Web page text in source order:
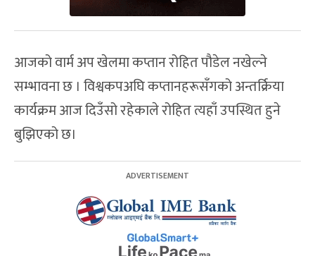
आजको वार्म अप खेलमा कप्तान रोहित पौडेल नखेल्ने
सम्भावना छ । विश्वकपअघि कप्तानहरूसँगको अन्तर्क्रिया
कार्यक्रम आज दिउँसो रहेकाले रोहित त्यहाँ उपस्थित हुने
बुझिएको छ।